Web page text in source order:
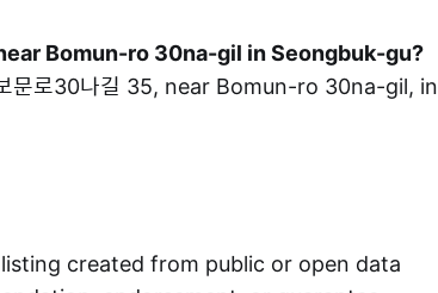
Bomun-ro 30na-gil in Seongbuk-gu?
문로30나길 35, near Bomun-ro 30na-gil, in
created from public or open data